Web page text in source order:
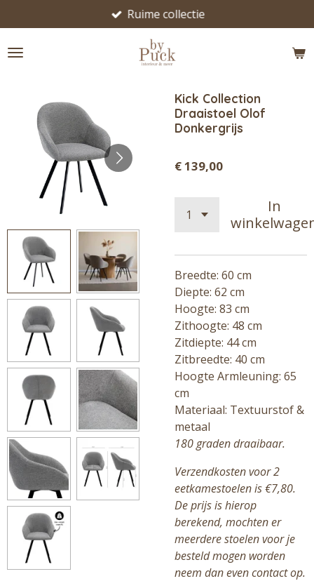
direct
naar
Ruime collectie
Kick Collection
Draaistoel Olof
Donkergrijs
€ 139,00
In
Breedte: 60 cm
Diepte: 62 cm
Hoogte: 83 cm
Zithoogte: 48 cm
Zitdiepte: 44 cm
Zitbreedte: 40 cm
Hoogte Armleuning: 65
cm
Materiaal: Textuurstof &
metaal
180 graden draaibaar.
Verzendkosten voor 2
eetkamestoelen is €7,80.
De prijs is hierop
berekend, mochten er
meerdere stoelen voor je
besteld mogen worden
neem dan even contact op.